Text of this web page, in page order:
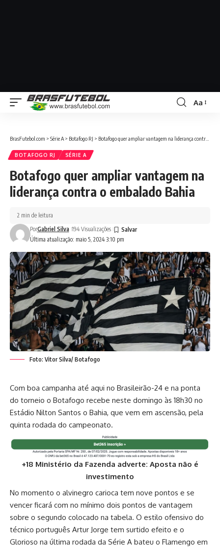
Aa
BrasFutebol.com > Série A > Botafogo RJ > Botafogo quer ampliar vantagem na liderança contra o embalado Bahia
BOTAFOGO RJ SÉRIE A
Botafogo quer ampliar vantagem na
liderança contra o embalado Bahia
Última atualização: maio 5, 2024 3:10 pm
PorGabriel Silva 194 Visualizações
2 min de leitura
Foto: Vitor Silva/ Botafogo
Com boa campanha até aqui no Brasileirão-24 e na ponta
do torneio o Botafogo recebe neste domingo às 18h30 no
Estádio Nilton Santos o Bahia, que vem em ascensão, pela
quinta rodada do campeonato.
+18 Ministério da Fazenda adverte: Aposta não é
investimento
No momento o alvinegro carioca tem nove pontos e se
vencer ficará com no mínimo dois pontos de vantagem
sobre o segundo colocado na tabela. O estilo ofensivo do
técnico português Artur Jorge tem surtido efeito e o
Glorioso na última rodada da Série A bateu o Flamengo em